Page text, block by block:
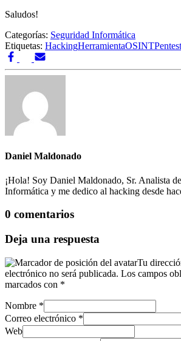
Saludos!
Categorías: Seguridad Informática
Etiquetas: HackingHerramientaOSINT
Daniel Maldonado
¡Hola! Soy Daniel Maldonado, Sr. Analista
Informática y me dedico al hacking desde
0 comentarios
Deja una respuesta
Tu
electrónico no será publicada. Los campos
marcados con *
Nombre *
Correo electrónico *
Web